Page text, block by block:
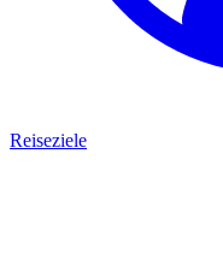
Reiseziele